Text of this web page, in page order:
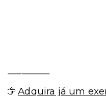
Adquira já um